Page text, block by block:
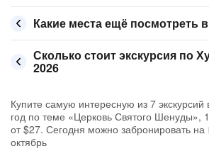
Какие места ещё посмотреть
Сколько стоит экскурсия по
2026
Купите самую интересную из 7 экскурсий
год по теме «Церковь Святого Шенуды»,
от $27. Сегодня можно забронировать на
октябрь